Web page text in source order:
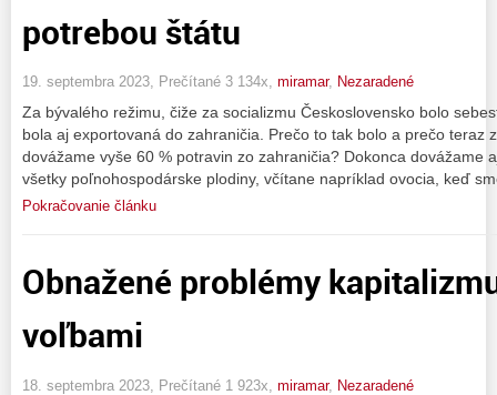
potrebou štátu
19. septembra 2023, Prečítané 3 134x, miramar, Nezaradené
Za bývalého režimu, čiže za socializmu Československo bolo
bola aj exportovaná do zahraničia. Prečo to tak bolo a prečo teraz
dovážame vyše 60 % potravin zo zahraničia? Dokonca dovážame
všetky poľnohospodárske plodiny, včítane napríklad ovocia, keď
Pokračovanie článku
Obnažené problémy
voľbami
18. septembra 2023, Prečítané 1 923x, miramar, Nezaradené